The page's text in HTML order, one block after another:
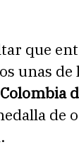
que
unas
de